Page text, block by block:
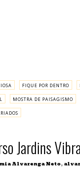
FIQUE POR DENTRO
MOSTRA DE PAISAGISMO
Jardins
Alvarenga Neto,